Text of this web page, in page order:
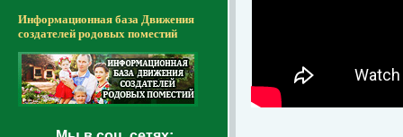
Информационная база Движения
создателей родовых поместий